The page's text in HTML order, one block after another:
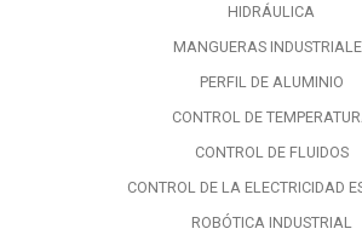
HIDRÁULICA
MANGUERAS
PERFIL DE ALUMINIO
CONTROL DE
CONTROL DE FLUIDOS
CONTROL DE LA ELECTRICIDAD
ROBÓTICA INDUSTRIAL